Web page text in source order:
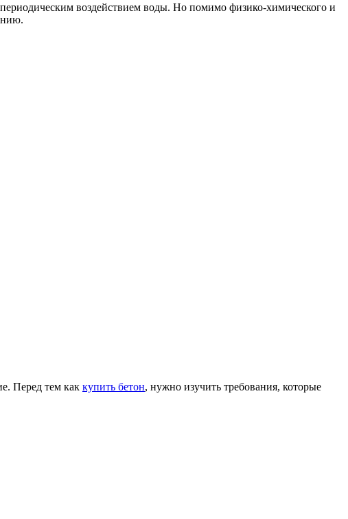
воздействием воды. Но помимо физико-химического и
Перед тем как купить бетон, нужно изучить требования, которые